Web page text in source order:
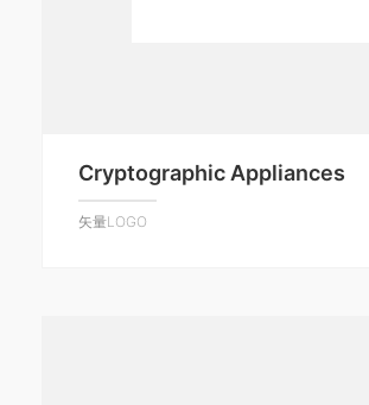
Cryptographic Appliances
矢量LOGO